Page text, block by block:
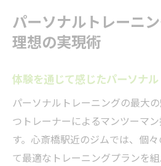
パーソナルトレーニ
理想の実現術
体験を通じて感じたパーソナ
パーソナルトレーニングの最大
つトレーナーによるマンツーマ
す。心斎橋駅近のジムでは、個
て最適なトレーニングプランを